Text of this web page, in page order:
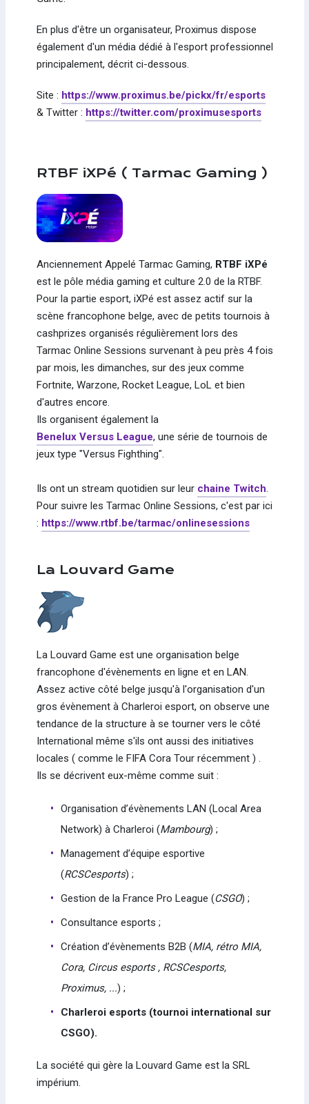
En plus d'être un organisateur, Proximus dispose
également d'un média dédié à l'esport professionnel
principalement, décrit ci-dessous.
Site : https://www.proximus.be/pickx/fr/esports
& Twitter : https://twitter.com/proximusesports
RTBF iXPé ( Tarmac Gaming )
Anciennement Appelé Tarmac Gaming, RTBF iXPé
est le pôle média gaming et culture 2.0 de la RTBF.
Pour la partie esport, iXPé est assez actif sur la
scène francophone belge, avec de petits tournois à
cashprizes organisés régulièrement lors des
Tarmac Online Sessions survenant à peu près 4 fois
par mois, les dimanches, sur des jeux comme
Fortnite, Warzone, Rocket League, LoL et bien
d'autres encore.
Ils organisent également la
Benelux Versus League, une série de tournois de
jeux type "Versus Fighthing".
Ils ont un stream quotidien sur leur chaine Twitch.
Pour suivre les Tarmac Online Sessions, c'est par ici
: https://www.rtbf.be/tarmac/onlinesessions
La Louvard Game
La Louvard Game est une organisation belge
francophone d'évènements en ligne et en LAN.
Assez active côté belge jusqu'à l'organisation d'un
gros évènement à Charleroi esport, on observe une
tendance de la structure à se tourner vers le côté
International même s'ils ont aussi des initiatives
locales ( comme le FIFA Cora Tour récemment ) .
Ils se décrivent eux-même comme suit :
Organisation d’évènements LAN (Local Area
Network) à Charleroi (Mambourg) ;
Management d’équipe esportive
(RCSCesports) ;
Gestion de la France Pro League (CSGO) ;
Consultance esports ;
Création d’évènements B2B (MIA, rétro MIA,
Cora, Circus esports , RCSCesports,
Proximus, ...) ;
Charleroi esports (tournoi international sur
CSGO).
La société qui gère la Louvard Game est la SRL
impérium.